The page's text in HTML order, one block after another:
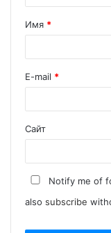
Имя *
E-mail *
Сайт
Notify me of
also subscribe